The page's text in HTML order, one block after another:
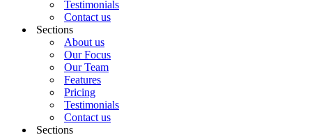
Testimonials
Contact us
Sections
About us
Our Focus
Our Team
Features
Pricing
Testimonials
Contact us
Sections